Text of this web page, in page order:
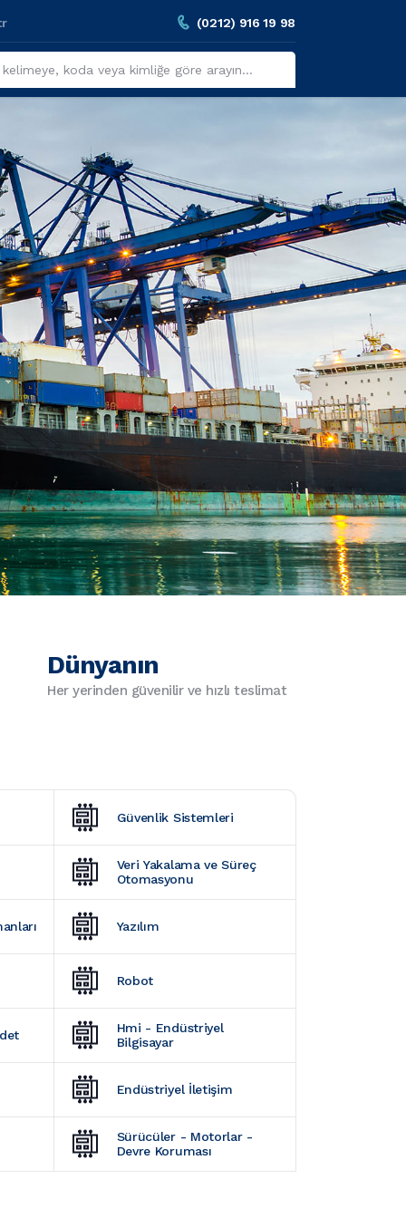
(0212) 916 19 98
Dünyanın
Her yerinden güvenilir ve hızlı teslimat
Güvenlik Sistemleri
Veri Yakalama ve Süreç
Otomasyonu
Yazılım
Robot
Hmi - Endüstriyel
Bilgisayar
Endüstriyel İletişim
Sürücüler - Motorlar -
Devre Koruması